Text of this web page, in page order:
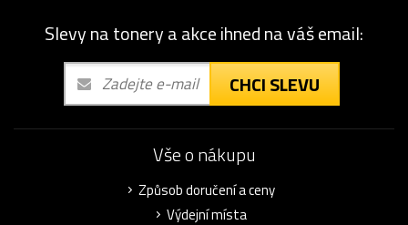
Slevy na tonery a akce ihned na váš email:
CHCI SLEVU
Vše o nákupu
Způsob doručení a ceny
Výdejní místa